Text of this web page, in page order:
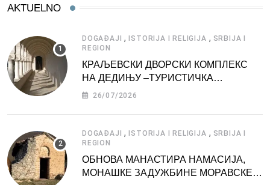
AKTUELNO
DOGAĐAJI ,ISTORIJA I RELIGIJA , SRBIJA I
REGION
КРАЉЕВСКИ ДВОРСКИ КОМПЛЕКС
НА ДЕДИЊУ –ТУРИСТИЧКА
АТРАКЦИЈА
26/07/2026
DOGAĐAJI ,ISTORIJA I RELIGIJA , SRBIJA I
REGION
ОБНОВА МАНАСТИРА НАМАСИЈА,
МОНАШКЕ ЗАДУЖБИНЕ МОРАВСКЕ